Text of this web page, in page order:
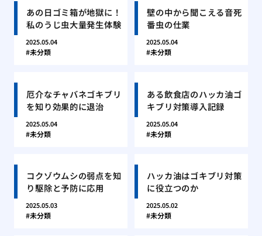
あの日ゴミ箱が地獄に！
私のうじ虫大量発生体験
2025.05.04
未分類
壁の中から聞こえる音死
番虫の仕業
2025.05.04
未分類
厄介なチャバネゴキブリ
を知り効果的に退治
2025.05.04
未分類
ある飲食店のハッカ油ゴ
キブリ対策導入記録
2025.05.04
未分類
コクゾウムシの弱点を知
り駆除と予防に応用
2025.05.03
未分類
ハッカ油はゴキブリ対策
に役立つのか
2025.05.02
未分類